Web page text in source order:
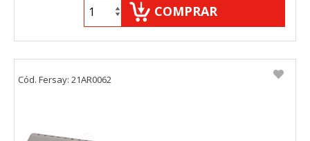
COMPRAR
Cód. Fersay: 21AR0062